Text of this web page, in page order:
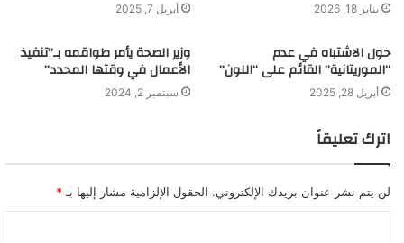
يناير 18, 2026 أبريل 7, 2025
حول الاشتباه في عدم
“الموريتانية” القائم على “اللون”
أبريل 28, 2025
وزير الصحة يأمر طواقمه بـ”تنفيذ
الأعمال في وقتها المحدد”
سبتمبر 2, 2024
اترك تعليقاً
لن يتم نشر عنوان بريدك الإلكتروني. الحقول الإلزامية مشار إليها بـ *